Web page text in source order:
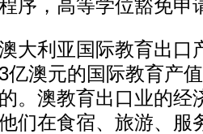
序，高等学位豁免申
利亚国际教育出口
亿澳元的国际教育产
。澳教育出口业的经
们在食宿、旅游、服